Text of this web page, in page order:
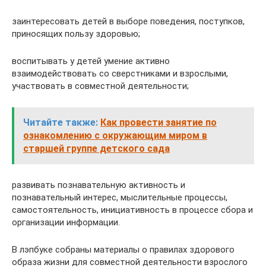
заинтересовать детей в выборе поведения, поступков,
приносящих пользу здоровью;
воспитывать у детей умение активно
взаимодействовать со сверстниками и взрослыми,
участвовать в совместной деятельности;
Читайте также: Как провести занятие по
ознакомлению с окружающим миром в
старшей группе детского сада
развивать познавательную активность и
познавательный интерес, мыслительные процессы,
самостоятельность, инициативность в процессе сбора и
организации информации.
В лэпбуке собраны материалы о правилах здорового
образа жизни для совместной деятельности взрослого